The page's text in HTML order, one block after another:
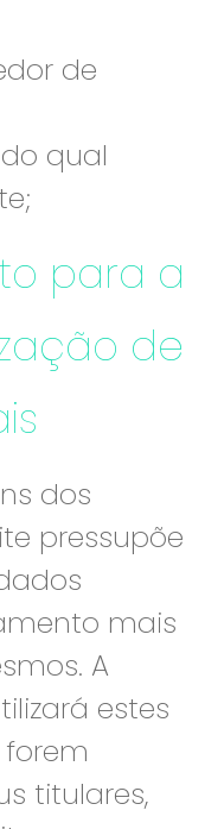
de
qual
para a
de
dos
pressupõe
mais
A
estes
titulares,